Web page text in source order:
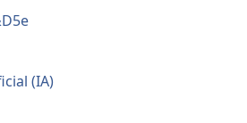
(IA)